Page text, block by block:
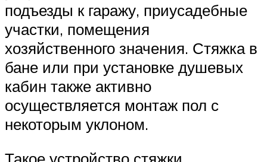
подъезды к гаражу, приусадебные
участки, помещения
хозяйственного значения. Стяжка в
бане или при установке душевых
кабин также активно
осуществляется монтаж пол с
некоторым уклоном.
Такое устройство стяжки